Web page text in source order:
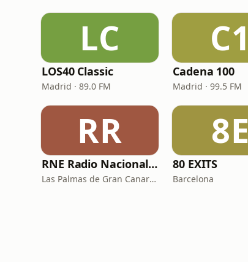
LC
LOS40 Classic
Madrid · 89.0 FM
C1
Cadena 100
Madrid · 99.5 FM
RR
RNE Radio Nacional - Canarias
Las Palmas de Gran Canaria · 92.8 FM
8E
80 EXITS
Barcelona